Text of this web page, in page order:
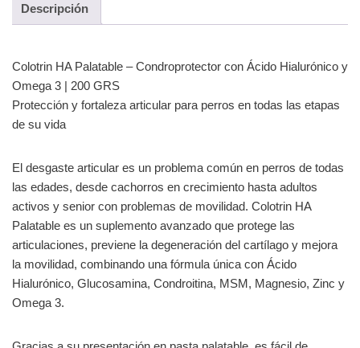
Descripción
Colotrin HA Palatable – Condroprotector con Ácido Hialurónico y
Omega 3 | 200 GRS
Protección y fortaleza articular para perros en todas las etapas
de su vida
El desgaste articular es un problema común en perros de todas
las edades, desde cachorros en crecimiento hasta adultos
activos y senior con problemas de movilidad. Colotrin HA
Palatable es un suplemento avanzado que protege las
articulaciones, previene la degeneración del cartílago y mejora
la movilidad, combinando una fórmula única con Ácido
Hialurónico, Glucosamina, Condroitina, MSM, Magnesio, Zinc y
Omega 3.